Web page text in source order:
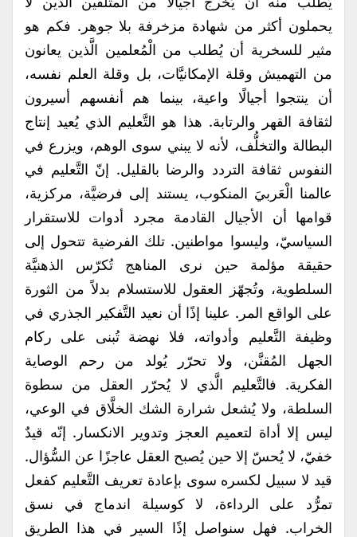
يحملون أكثر من شهادة مزخرفة بلا جوهر. فكم هو
مثير للسخرية أن يُطلب من الْمُعلمين الَّذين يعانون
من التهميش وقلة الإمكانيَّات، بل وقلة العلم نفسه،
أن ينتجوا أجيالًا واعية، بينما هم أنفسهم أسيرون
لثقافة القهر والرتابة. هذا هو التَّعليم الذي يُعيد إنتاج
البطالة والتخلُّف، لأنه لا يبني سوى الوهم، ويزرع في
النفوس ثقافة التردد والرضا بالقليل. إنّ التَّعليم في
عالمنا الْعَربيَ المنكوب، يستند إلى فرضيَّة، مركزية،
قوامها أن الأجيال القادمة مجرد أدوات للاستقرار
السياسيّ، وليسوا مواطنين. تلك الفرضية تتحول إلى
حقيقة مؤلمة حين نرى المناهج تُكرّس الذهنيَّة
السلطوية، وتُجهّز العقول للاستسلام بدلاً من الثورة
على الواقع المر. علينا إذًا أن نعيد التَّفكير الجذري في
وظيفة التَّعليم وأدواته، فلا نهضة تُبنى على ركام
الجهل المُقنَّن، ولا تحرّر يُولد من رحم الوصاية
الفكرية. فالتَّعليم الَّذي لا يُحرّر العقل من سطوة
السلطة، ولا يُشعل شرارة الشك الخلَّاق في الوعي،
ليس إلا أداة لتعميم العجز وتدوير الانكسار. إنّه قيدٌ
خفيّ، لا يُحسّ إلا حين يُصبح العقل عاجزًا عن السُّؤال.
قيد لا سبيل لكسره سوى بإعادة تعريف التَّعليم كفعل
تمرُّد على الرداءة، لا كوسيلة اندماج في نسق
الخراب. فهل سنواصل إذًا السير في هذا الطريق